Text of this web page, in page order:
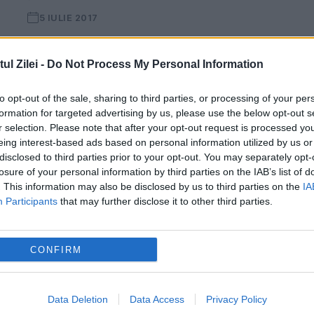
Zilei - Do Not Process My Personal Information
opt-out of the sale, sharing to third parties, or processing of your
for targeted advertising by us, please use the below opt-out
selection. Please note that after your opt-out request is processed
interest-based ads based on personal information utilized by us
to third parties prior to your opt-out. You may separately
of your personal information by third parties on the IAB’s list of
This information may also be disclosed by us to third parties on the
Participants that may further disclose it to other third parties.
CONFIRM
Data Deletion Data Access Privacy Policy
5 IULIE 2017
România, Andreea Ciucă, a făcut precizări,
miercuri la Antena 3, despre situația
de la DNA. „Dacă aș fi un om din afara
sistemului, aș spune...